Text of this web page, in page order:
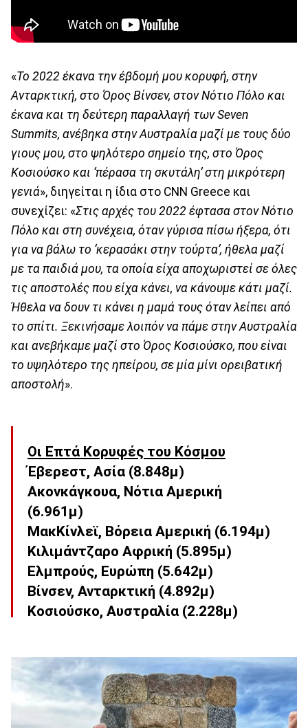
«Το 2022 έκανα την έβδομή μου κορυφή, στην
Ανταρκτική, στο Όρος Βίνσεν, στον Νότιο Πόλο και
έκανα και τη δεύτερη παραλλαγή των Seven
Summits, ανέβηκα στην Αυστραλία μαζί με τους δύο
γιους μου, στο ψηλότερο σημείο της, στο Όρος
Κοσιούσκο και ‘πέρασα τη σκυτάλη’ στη μικρότερη
γενιά», διηγείται η ίδια στο CNN Greece και
συνεχίζει: «Στις αρχές του 2022 έφτασα στον Νότιο
Πόλο και στη συνέχεια, όταν γύρισα πίσω ήξερα, ότι
για να βάλω το ‘κερασάκι στην τούρτα’, ήθελα μαζί
με τα παιδιά μου, τα οποία είχα αποχωριστεί σε όλες
τις αποστολές που είχα κάνει, να κάνουμε κάτι μαζί.
Ήθελα να δουν τι κάνει η μαμά τους όταν λείπει από
το σπίτι. Ξεκινήσαμε λοιπόν να πάμε στην Αυστραλία
και ανεβήκαμε μαζί στο Όρος Κοσιούσκο, που είναι
το υψηλότερο της ηπείρου, σε μία μίνι ορειβατική
αποστολή».
Οι Επτά Κορυφές του Κόσμου
Έβερεστ, Ασία (8.848μ)
Ακονκάγκουα, Νότια Αμερική
(6.961μ)
ΜακΚίνλεϊ, Βόρεια Αμερική (6.194μ)
Κιλιμάντζαρο Αφρική (5.895μ)
Ελμπρούς, Ευρώπη (5.642μ)
Βίνσεν, Ανταρκτική (4.892μ)
Κοσιούσκο, Αυστραλία (2.228μ)